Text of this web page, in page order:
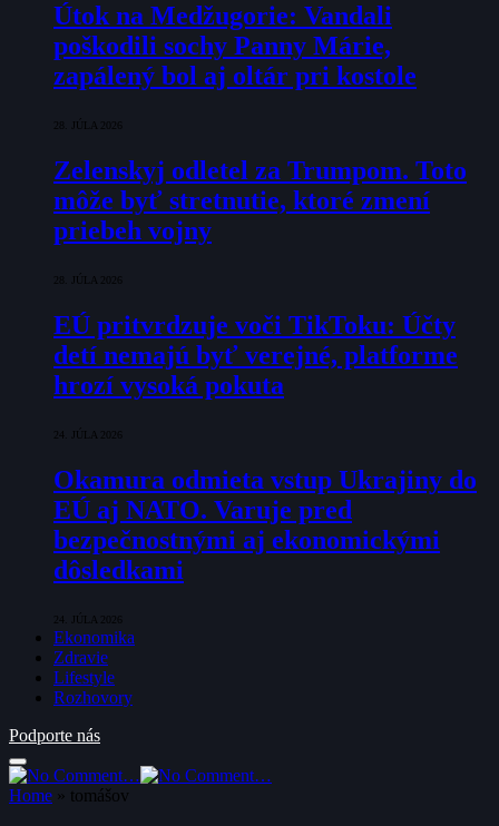
Útok na Medžugorie: Vandali
poškodili sochy Panny Márie,
zapálený bol aj oltár pri kostole
28. JÚLA 2026
Zelenskyj odletel za Trumpom. Toto
môže byť stretnutie, ktoré zmení
priebeh vojny
28. JÚLA 2026
EÚ pritvrdzuje voči TikToku: Účty
detí nemajú byť verejné, platforme
hrozí vysoká pokuta
24. JÚLA 2026
Okamura odmieta vstup Ukrajiny do
EÚ aj NATO. Varuje pred
bezpečnostnými aj ekonomickými
dôsledkami
24. JÚLA 2026
Ekonomika
Zdravie
Lifestyle
Rozhovory
Podporte nás
Home » tomášov